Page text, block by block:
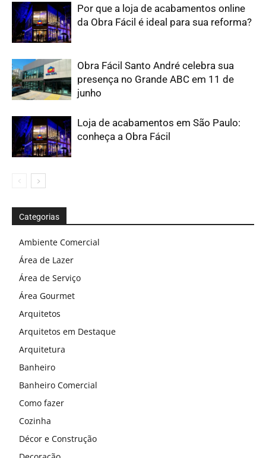
Por que a loja de acabamentos online
da Obra Fácil é ideal para sua reforma?
Obra Fácil Santo André celebra sua
presença no Grande ABC em 11 de
junho
Loja de acabamentos em São Paulo:
conheça a Obra Fácil
Categorias
Ambiente Comercial
Área de Lazer
Área de Serviço
Área Gourmet
Arquitetos
Arquitetos em Destaque
Arquitetura
Banheiro
Banheiro Comercial
Como fazer
Cozinha
Décor e Construção